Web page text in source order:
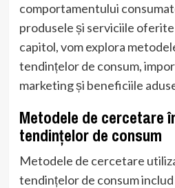
comportamentului
produsele și serviciile
capitol, vom explora
tendințelor de consum,
marketing și beneficiile
Metodele de cercetare
tendințelor de consum
Metodele de cercetare
tendințelor de consum